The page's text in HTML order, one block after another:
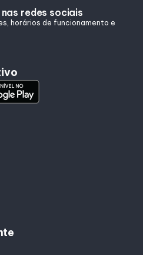
redes sociais
horários de funcionamento e